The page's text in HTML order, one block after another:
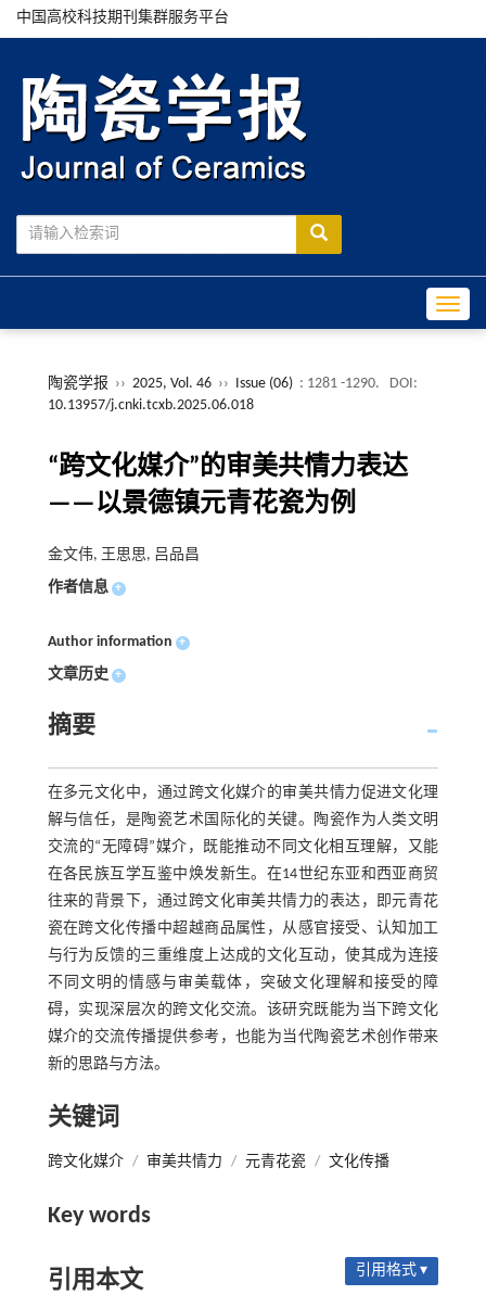
中国高校科技期刊集群服务平台
陶瓷学报 ›› 2025, Vol. 46 ›› Issue (06) : 1281 -1290.
DOI:
10.13957/j.cnki.tcxb.2025.06.018
“跨文化媒介”的审美共情力表达
——以景德镇元青花瓷为例
金文伟, 王思思, 吕品昌
作者信息 +
Author information +
文章历史 +
摘要
在多元文化中，通过跨文化媒介的审美共情力促进文化理
解与信任，是陶瓷艺术国际化的关键。陶瓷作为人类文明
交流的“无障碍”媒介，既能推动不同文化相互理解，又能
在各民族互学互鉴中焕发新生。在14世纪东亚和西亚商贸
往来的背景下，通过跨文化审美共情力的表达，即元青花
瓷在跨文化传播中超越商品属性，从感官接受、认知加工
与行为反馈的三重维度上达成的文化互动，使其成为连接
不同文明的情感与审美载体，突破文化理解和接受的障
碍，实现深层次的跨文化交流。该研究既能为当下跨文化
媒介的交流传播提供参考，也能为当代陶瓷艺术创作带来
新的思路与方法。
关键词
跨文化媒介 / 审美共情力 / 元青花瓷 / 文化传播
Key words
引用本文 引用格式 ▾